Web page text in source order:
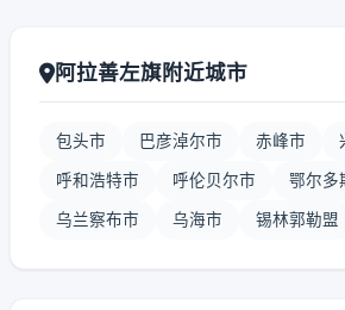
阿拉善左旗附近城市
包头市 巴彦淖尔市 赤峰市
呼和浩特市 呼伦贝尔市 鄂尔多
乌兰察布市 乌海市 锡林郭勒盟